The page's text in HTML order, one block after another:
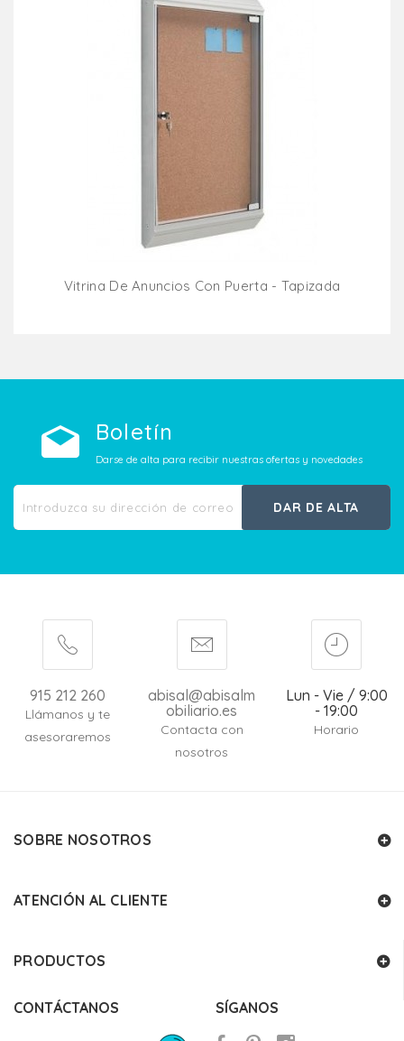
Vitrina De Anuncios Con Puerta - Tapizada
Boletín
Darse de alta para recibir nuestras ofertas y novedades
DAR DE ALTA
915 212 260
Llámanos y te
asesoraremos
abisal@abisalm
obiliario.es
Contacta con
nosotros
Lun - Vie / 9:00
- 19:00
Horario
SOBRE NOSOTROS
ATENCIÓN AL CLIENTE
PRODUCTOS
CONTÁCTANOS SÍGANOS